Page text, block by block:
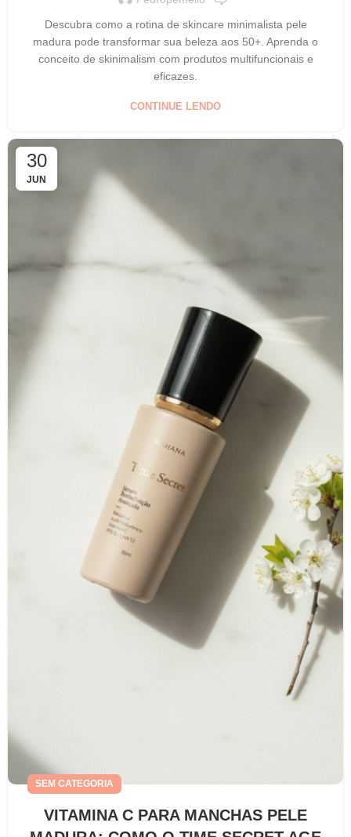
Descubra como a rotina de skincare minimalista pele
madura pode transformar sua beleza aos 50+. Aprenda o
conceito de skinimalism com produtos multifuncionais e
eficazes.
CONTINUE LENDO
30
JUN
SEM CATEGORIA
VITAMINA C PARA MANCHAS PELE